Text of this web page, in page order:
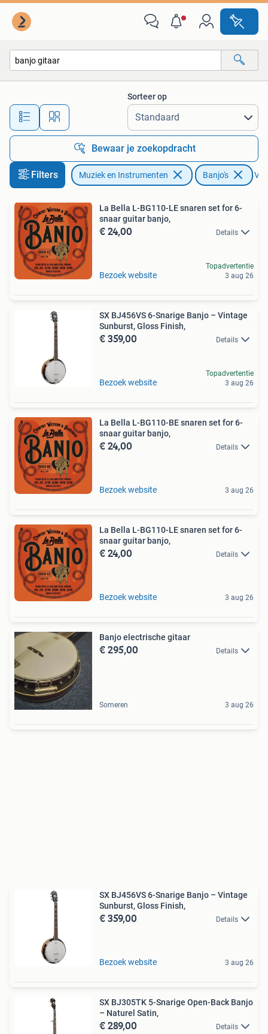
Alle afstanden…
Sorteer op
Bewaar je zoekopdracht
Filters Muziek en Instrumenten Banjo's
La Bella L-BG110-LE snaren set for 6-
snaar guitar banjo,
€ 24,00 Details
Bezoek website
Topadvertentie
3 aug 26
SX BJ456VS 6-Snarige Banjo – Vintage
Sunburst, Gloss Finish,
€ 359,00 Details
Bezoek website
Topadvertentie
3 aug 26
La Bella L-BG110-BE snaren set for 6-
snaar guitar banjo,
€ 24,00 Details
Bezoek website 3 aug 26
La Bella L-BG110-LE snaren set for 6-
snaar guitar banjo,
€ 24,00 Details
Bezoek website 3 aug 26
Banjo electrische gitaar
€ 295,00 Details
Someren 3 aug 26
SX BJ456VS 6-Snarige Banjo – Vintage
Sunburst, Gloss Finish,
€ 359,00 Details
Bezoek website 3 aug 26
SX BJ305TK 5-Snarige Open-Back Banjo
– Naturel Satin,
€ 289,00 Details